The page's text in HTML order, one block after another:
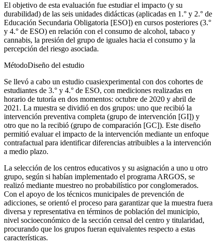
El objetivo de esta evaluación fue estudiar el impacto (y su
durabilidad) de las seis unidades didácticas (aplicadas en 1.° y 2.° de
Educación Secundaria Obligatoria [ESO]) en cursos posteriores (3.°
y 4.° de ESO) en relación con el consumo de alcohol, tabaco y
cannabis, la presión del grupo de iguales hacia el consumo y la
percepción del riesgo asociada.
MétodoDiseño del estudio
Se llevó a cabo un estudio cuasiexperimental con dos cohortes de
estudiantes de 3.° y 4.° de ESO, con mediciones realizadas en
horario de tutoría en dos momentos: octubre de 2020 y abril de
2021. La muestra se dividió en dos grupos: uno que recibió la
intervención preventiva completa (grupo de intervención [GI]) y
otro que no la recibió (grupo de comparación [GC]). Este diseño
permitió evaluar el impacto de la intervención mediante un enfoque
contrafactual para identificar diferencias atribuibles a la intervención
a medio plazo.
La selección de los centros educativos y su asignación a uno u otro
grupo, según si habían implementado el programa ARGOS, se
realizó mediante muestreo no probabilístico por conglomerados.
Con el apoyo de los técnicos municipales de prevención de
adicciones, se orientó el proceso para garantizar que la muestra fuera
diversa y representativa en términos de población del municipio,
nivel socioeconómico de la sección censal del centro y titularidad,
procurando que los grupos fueran equivalentes respecto a estas
características.